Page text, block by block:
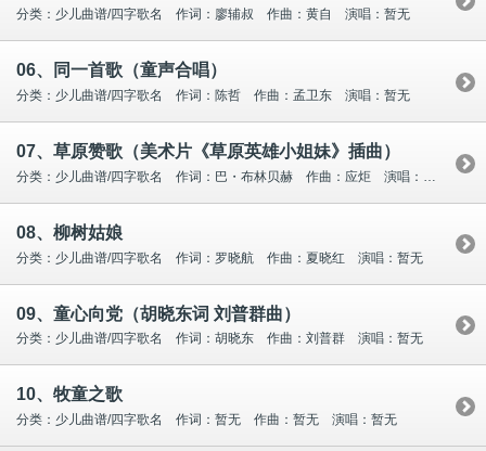
分类：少儿曲谱/四字歌名 作词：廖辅叔 作曲：黄自 演唱：暂无
06、同一首歌（童声合唱）
分类：少儿曲谱/四字歌名 作词：陈哲 作曲：孟卫东 演唱：暂无
07、草原赞歌（美术片《草原英雄小姐妹》插曲）
08、柳树姑娘
分类：少儿曲谱/四字歌名 作词：罗晓航 作曲：夏晓红 演唱：暂无
09、童心向党（胡晓东词 刘普群曲）
分类：少儿曲谱/四字歌名 作词：胡晓东 作曲：刘普群 演唱：暂无
10、牧童之歌
分类：少儿曲谱/四字歌名 作词：暂无 作曲：暂无 演唱：暂无